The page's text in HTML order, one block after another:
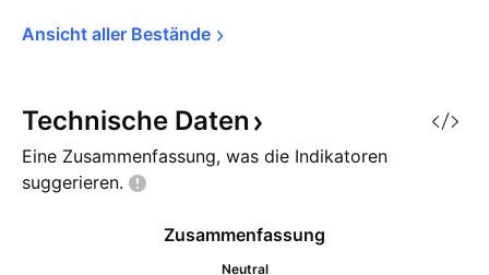
Ansicht aller Bestände
Technische Daten
Eine Zusammenfassung, was die Indikatoren
suggerieren.
Zusammenfassung
Neutral